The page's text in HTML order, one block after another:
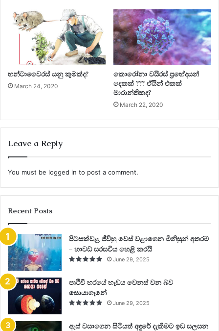
සිහිනයක්ම වනු ඇත. මෙ නිසා රාජ්‍ය ආයතන හා ඒවාට සම්බන්ධ
කර ඇති පෞද්ගලික ආයතන වල මනා සම්බන්ධි කරණයක් ඇති
කර එවා නිසි ආකාරයෙන් ක්‍රියාත්මක කරවිම රජයට ඇති ප්‍රභල
අභියෝගයක් වනු නොඅනුමානය.
විදුසමය විද්‍යා සගරාව -නොවැම්බර් කලාපය
හන්ටාවෛරස් යනු කුමක්ද?
March 24, 2020
කොරෝනා වයිරස් ප්‍රභේදයන්
දෙකක් ??? ඒයින් එකක්
මාරාන්තිකද?
March 22, 2020
Leave a Reply
You must be logged in to post a comment.
Recent Posts
පිටසක්වළ ජීවීහු වෙස් වළාගෙන මිනිසුන් අතරම
– හාවඩ් සරසවිය හෙළි කරයි
June 29, 2025
පෘථිවි හරයේ හැඩය වෙනස් වන බව
සොයාගැනේ
June 29, 2025
ඇස් වසාගෙන සිටියත් අඳුරේ දැකීමට ඉඩ සලසන